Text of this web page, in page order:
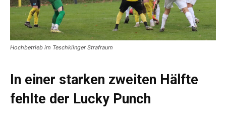
Hochbetrieb im Teschklinger Strafraum
In einer starken zweiten Hälfte
fehlte der Lucky Punch